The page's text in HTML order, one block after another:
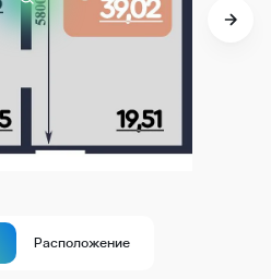
Расположение